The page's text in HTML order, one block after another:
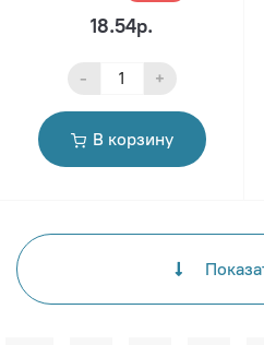
18.54р.
- +
В корзину